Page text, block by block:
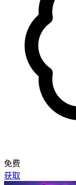
免费
获取